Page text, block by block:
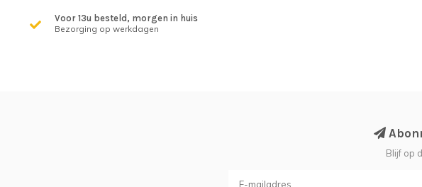
Voor 13u besteld, morgen in huis
Bezorging op werkdagen
Blijf op